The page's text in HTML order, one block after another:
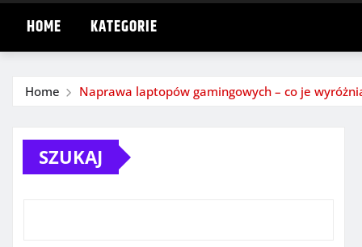
HOME KATEGORIE
Home Naprawa laptopów gamingowych – co je
SZUKAJ